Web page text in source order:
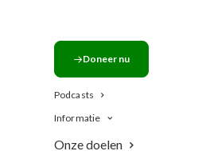
Doneer nu
Podcasts
Informatie
Onze doelen
weerstandfonds
Home Het Weerstandfonds